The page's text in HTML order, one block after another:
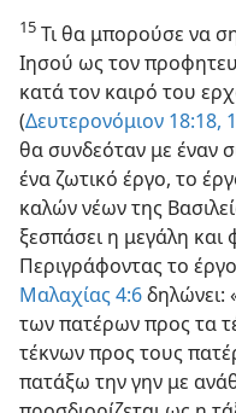
15 Τι θα μπορούσε να
Ιησού ως τον
κατά τον καιρό του
(Δευτερονόμιον 18:18,
θα συνδεόταν με έναν
ένα ζωτικό έργο, το
καλών νέων της
ξεσπάσει η μεγάλη
Περιγράφοντας το
Μαλαχίας 4:6δηλώνει:
των πατέρων προς τα
τέκνων προς τους
πατάξω την γην με